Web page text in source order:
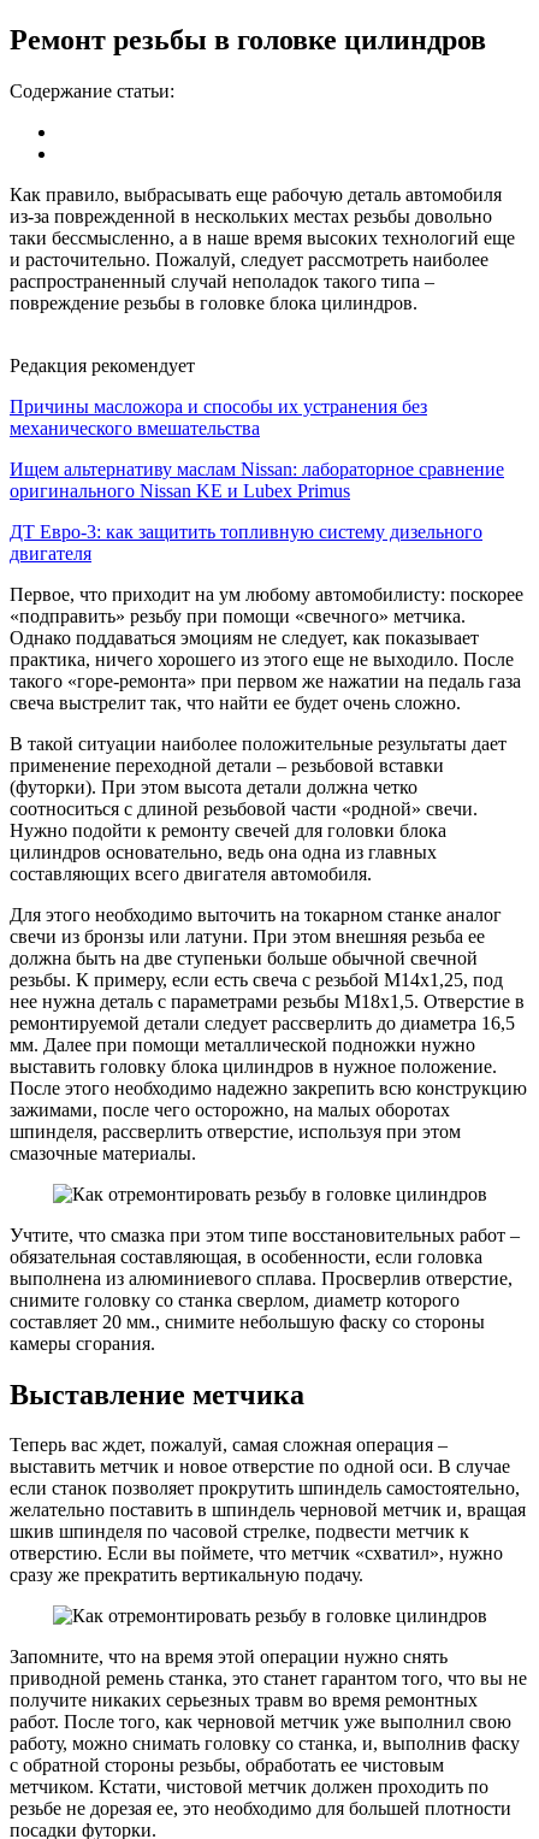
Ремонт резьбы в головке цилиндров
Содержание статьи:
Как правило, выбрасывать еще рабочую деталь автомобиля
из-за поврежденной в нескольких местах резьбы довольно
таки бессмысленно, а в наше время высоких технологий еще
и расточительно. Пожалуй, следует рассмотреть наиболее
распространенный случай неполадок такого типа –
повреждение резьбы в головке блока цилиндров.
Редакция рекомендует
Причины масложора и способы их устранения без
механического вмешательства
Ищем альтернативу маслам Nissan: лабораторное сравнение
оригинального Nissan KE и Lubex Primus
ДТ Евро-3: как защитить топливную систему дизельного
двигателя
Первое, что приходит на ум любому автомобилисту: поскорее
«подправить» резьбу при помощи «свечного» метчика.
Однако поддаваться эмоциям не следует, как показывает
практика, ничего хорошего из этого еще не выходило. После
такого «горе-ремонта» при первом же нажатии на педаль газа
свеча выстрелит так, что найти ее будет очень сложно.
В такой ситуации наиболее положительные результаты дает
применение переходной детали – резьбовой вставки
(футорки). При этом высота детали должна четко
соотноситься с длиной резьбовой части «родной» свечи.
Нужно подойти к ремонту свечей для головки блока
цилиндров основательно, ведь она одна из главных
составляющих всего двигателя автомобиля.
Для этого необходимо выточить на токарном станке аналог
свечи из бронзы или латуни. При этом внешняя резьба ее
должна быть на две ступеньки больше обычной свечной
резьбы. К примеру, если есть свеча с резьбой М14х1,25, под
нее нужна деталь с параметрами резьбы М18х1,5. Отверстие в
ремонтируемой детали следует рассверлить до диаметра 16,5
мм. Далее при помощи металлической подножки нужно
выставить головку блока цилиндров в нужное положение.
После этого необходимо надежно закрепить всю конструкцию
зажимами, после чего осторожно, на малых оборотах
шпинделя, рассверлить отверстие, используя при этом
смазочные материалы.
Учтите, что смазка при этом типе восстановительных работ –
обязательная составляющая, в особенности, если головка
выполнена из алюминиевого сплава. Просверлив отверстие,
снимите головку со станка сверлом, диаметр которого
составляет 20 мм., снимите небольшую фаску со стороны
камеры сгорания.
Выставление метчика
Теперь вас ждет, пожалуй, самая сложная операция –
выставить метчик и новое отверстие по одной оси. В случае
если станок позволяет прокрутить шпиндель самостоятельно,
желательно поставить в шпиндель черновой метчик и, вращая
шкив шпинделя по часовой стрелке, подвести метчик к
отверстию. Если вы поймете, что метчик «схватил», нужно
сразу же прекратить вертикальную подачу.
Запомните, что на время этой операции нужно снять
приводной ремень станка, это станет гарантом того, что вы не
получите никаких серьезных травм во время ремонтных
работ. После того, как черновой метчик уже выполнил свою
работу, можно снимать головку со станка, и, выполнив фаску
с обратной стороны резьбы, обработать ее чистовым
метчиком. Кстати, чистовой метчик должен проходить по
резьбе не дорезая ее, это необходимо для большей плотности
посадки футорки.